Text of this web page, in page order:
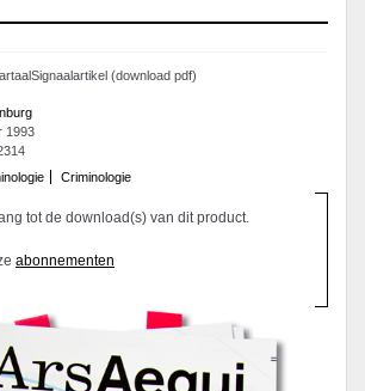
(download pdf)
1993
Criminologie
tot de download(s) van dit product.
abonnementen